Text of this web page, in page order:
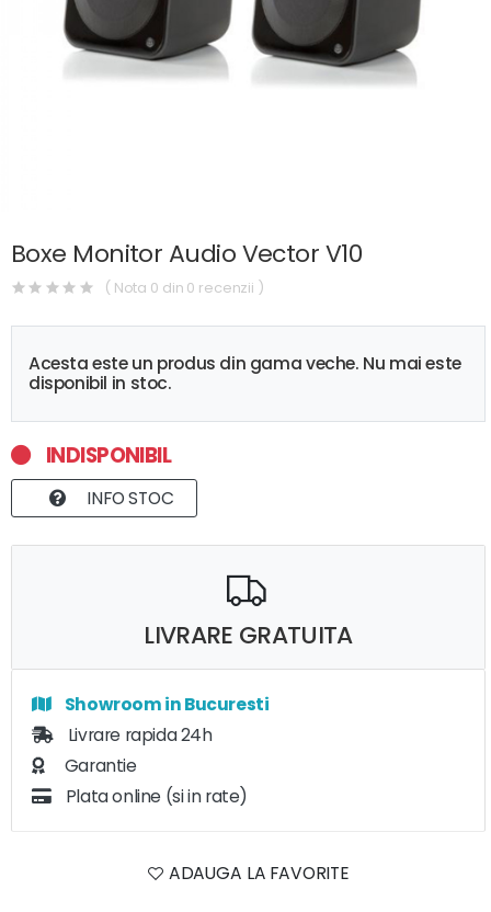
Boxe Monitor Audio Vector V10
( Nota 0 din 0 recenzii )
Acesta este un produs din gama veche. Nu mai este
disponibil in stoc.
INDISPONIBIL
INFO STOC
LIVRARE GRATUITA
Showroom in Bucuresti
Livrare rapida 24h
Garantie
Plata online (si in rate)
ADAUGA LA FAVORITE